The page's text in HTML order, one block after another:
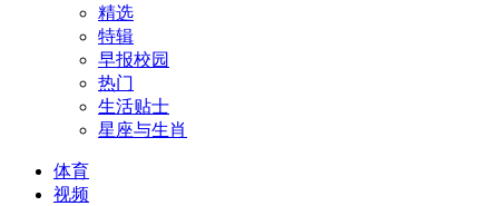
精选
特辑
早报校园
热门
生活贴士
星座与生肖
体育
视频